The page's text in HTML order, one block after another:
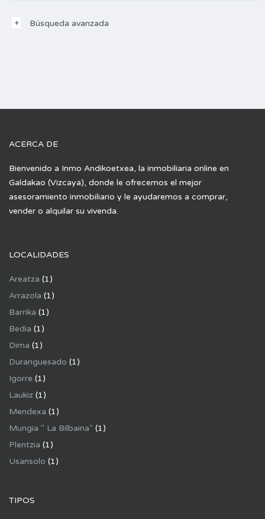
Búsqueda avanzada
ACERCA DE
Bienvenido a Inmo Andikoetxea, la inmobiliaria online en
Galdakao (Vizcaya), donde le ofrecemos el mejor
asesoramiento inmobiliario y le ayudaremos a comprar,
vender o alquilar su vivenda.
LOCALIDADES
Areatza (1)
Arrazola (1)
Barrika (1)
Bedia (1)
Dima (1)
Duranguesado (1)
Igorre (1)
Laukiz (1)
Mendexa (1)
Mungia " La Bilbaina" (1)
Plentzia (1)
Usansolo (1)
TIPOS